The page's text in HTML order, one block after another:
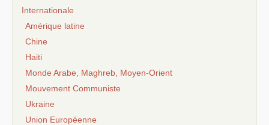
Internationale
Amérique latine
Chine
Haiti
Monde Arabe, Maghreb, Moyen-Orient
Mouvement Communiste
Ukraine
Union Européenne